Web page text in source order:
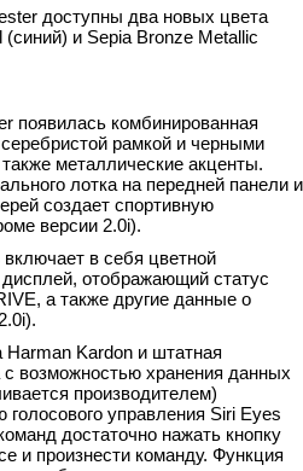
доступны два новых цвета
(синий) и Sepia Bronze Metallic
появилась комбинированная
рамкой и черными
металлические акценты.
лотка на передней панели и
создает спортивную
версии 2.0i).
в себя цветной
отображающий статус
а также другие данные о
Harman Kardon и штатная
с возможностью хранения данных
производителем)
управления Siri Eyes
достаточно нажать кнопку
и произнести команду. Функция